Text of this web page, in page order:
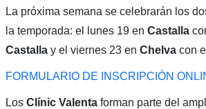
La próxima semana se celebrarán los
la temporada: el lunes 19 en Castalla
Castallay el viernes 23 en Chelvacon el
FORMULARIO DE INSCRIPCIÓN
Los Clínic Valenta forman parte del